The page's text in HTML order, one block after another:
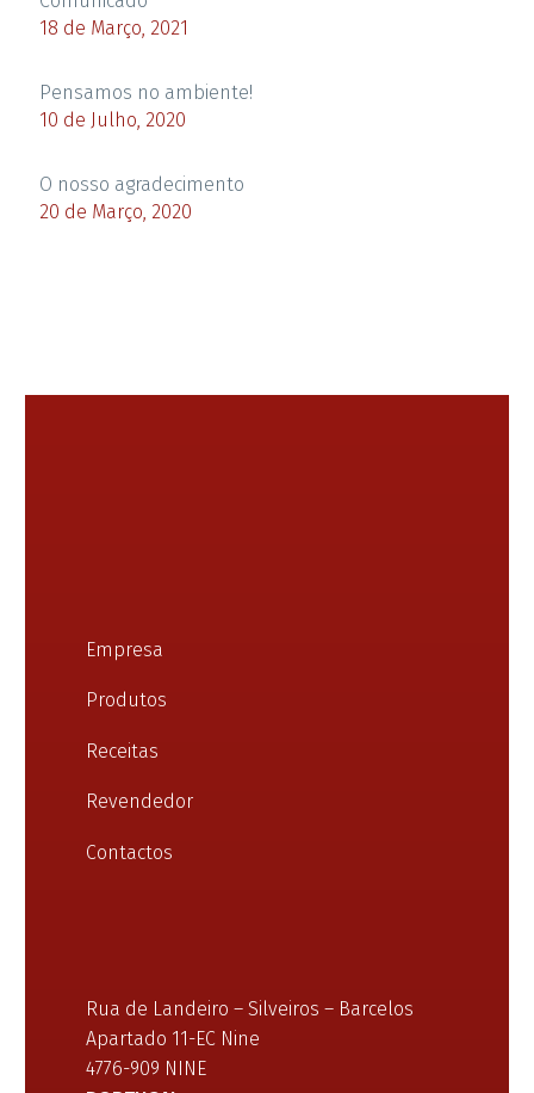
18 de Março, 2021
Pensamos no ambiente!
10 de Julho, 2020
O nosso agradecimento
20 de Março, 2020
Empresa
Produtos
Receitas
Revendedor
Contactos
Rua de Landeiro – Silveiros – Barcelos
Apartado 11-EC Nine
4776-909 NINE